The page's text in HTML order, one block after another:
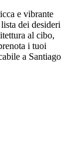
e vibrante
dei desideri
al cibo,
i tuoi
a Santiago